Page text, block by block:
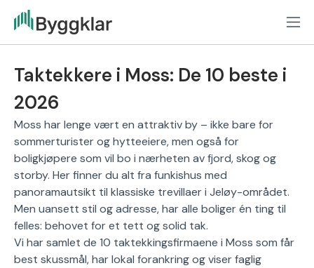
Taktekkere i Moss: De 10 beste i
2026
Moss har lenge vært en attraktiv by – ikke bare for
sommerturister og hytteeiere, men også for
boligkjøpere som vil bo i nærheten av fjord, skog og
storby. Her finner du alt fra funkishus med
panoramautsikt til klassiske trevillaer i Jeløy-området.
Men uansett stil og adresse, har alle boliger én ting til
felles: behovet for et tett og solid tak.
Vi har samlet de 10 taktekkingsfirmaene i Moss som får
best skussmål, har lokal forankring og viser faglig